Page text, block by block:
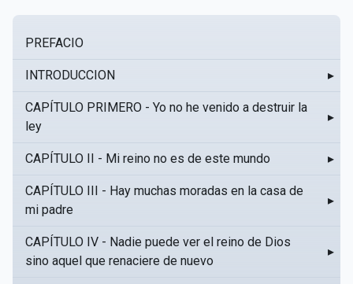
PREFACIO
INTRODUCCION ▸
CAPÍTULO PRIMERO - Yo no he venido a destruir la
ley
▸
CAPÍTULO II - Mi reino no es de este mundo ▸
CAPÍTULO III - Hay muchas moradas en la casa de
mi padre
▸
CAPÍTULO IV - Nadie puede ver el reino de Dios
sino aquel que renaciere de nuevo
▸